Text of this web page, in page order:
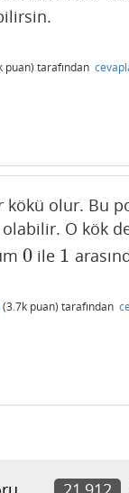
puan) tarafından
kökü olur. Bu
O kök
0
0 ile 1
1
(3.7k puan) tarafından